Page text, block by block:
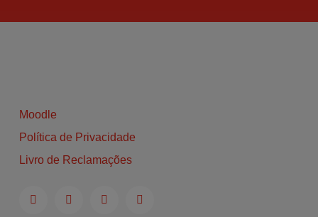
Moodle
Política de Privacidade
Livro de Reclamações